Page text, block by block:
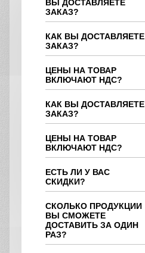
ВЫ ДОСТАВЛЯЕТЕ
ЗАКАЗ?
КАК ВЫ ДОСТАВЛЯЕТЕ
ЗАКАЗ?
ЦЕНЫ НА ТОВАР
ВКЛЮЧАЮТ НДС?
КАК ВЫ ДОСТАВЛЯЕТЕ
ЗАКАЗ?
ЦЕНЫ НА ТОВАР
ВКЛЮЧАЮТ НДС?
ЕСТЬ ЛИ У ВАС
СКИДКИ?
СКОЛЬКО ПРОДУКЦИИ
ВЫ СМОЖЕТЕ
ДОСТАВИТЬ ЗА ОДИН
РАЗ?